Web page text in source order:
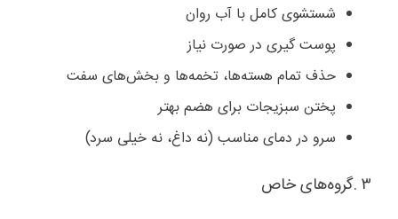
شستشوی کامل با آب روان
پوست گیری در صورت نیاز
حذف تمام هسته‌ها، تخمه‌ها و بخش‌های سفت
پختن سبزیجات برای هضم بهتر
سرو در دمای مناسب (نه داغ، نه خیلی سرد)
۳ .گروه‌های خاص